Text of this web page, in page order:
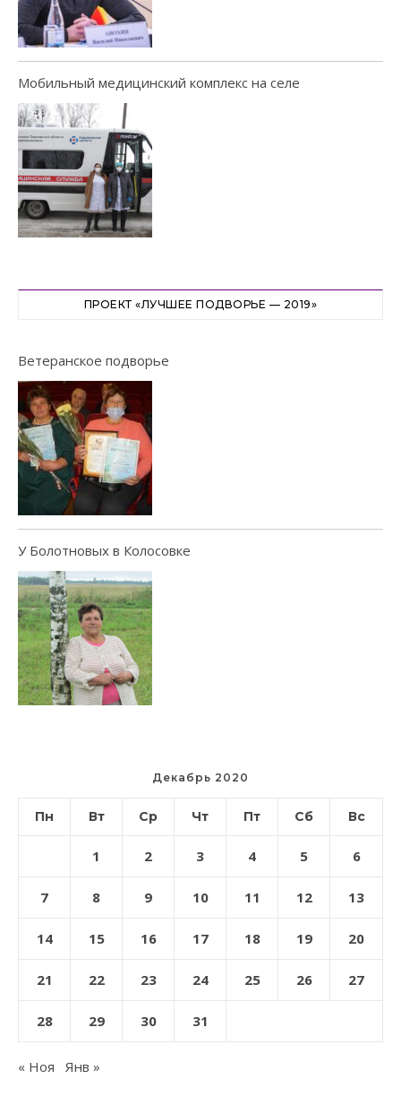
Мобильный медицинский комплекс на селе
ПРОЕКТ «ЛУЧШЕЕ ПОДВОРЬЕ — 2019»
Ветеранское подворье
У Болотновых в Колосовке
Декабрь 2020
Пн Вт Ср Чт Пт Сб Вс
1 2 3 4 5 6
7 8 9 10 11 12 13
14 15 16 17 18 19 20
21 22 23 24 25 26 27
28 29 30 31
« Ноя Янв »